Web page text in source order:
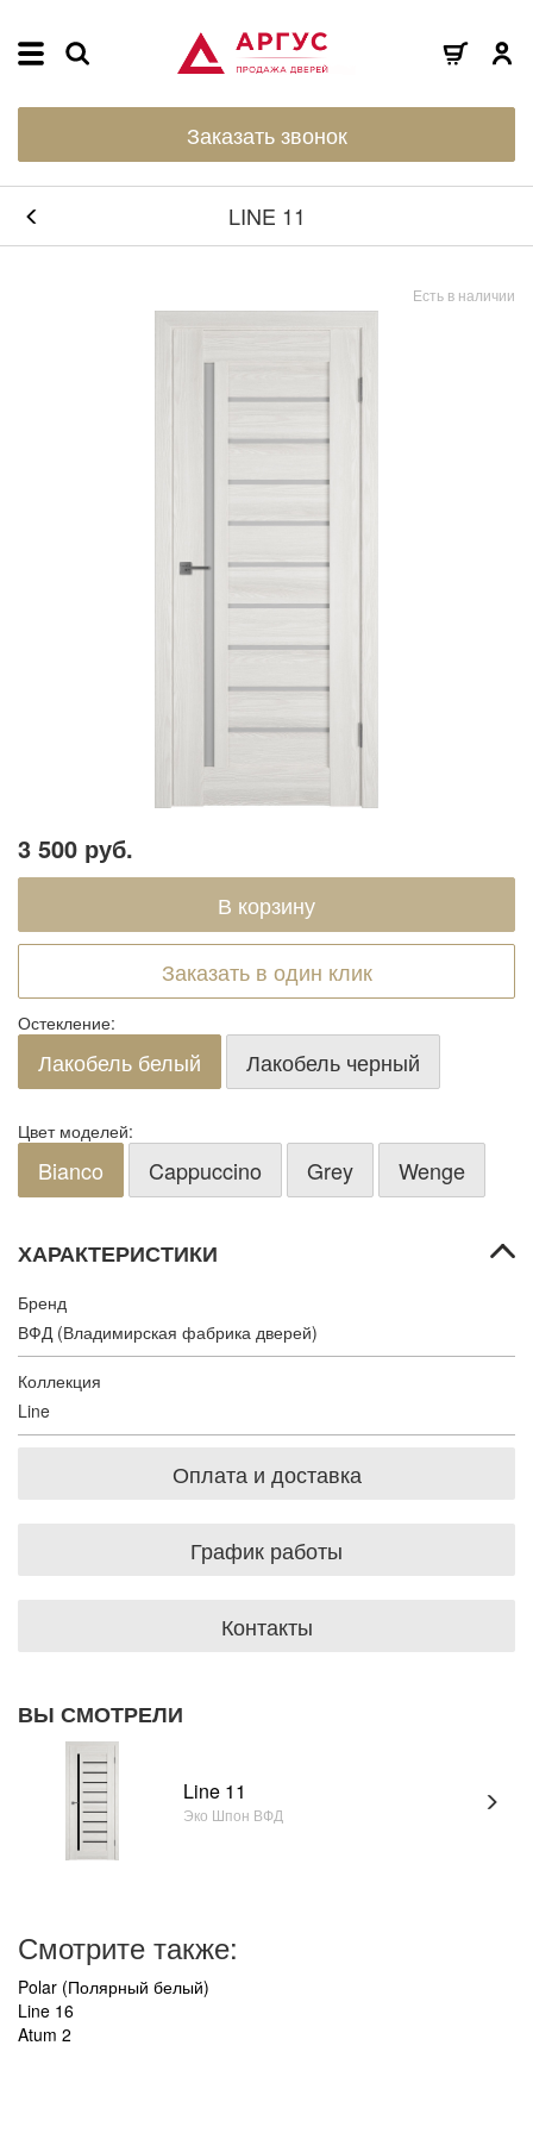
Заказать звонок
LINE 11
Есть в наличии
3 500 руб.
Заказать в один клик
Остекление:
Лакобель белый Лакобель черный
Цвет моделей:
Bianco Cappuccino Grey Wenge
ХАРАКТЕРИСТИКИ
Бренд
ВФД (Владимирская фабрика дверей)
Коллекция
Line
Оплата и доставка
График работы
Контакты
ВЫ СМОТРЕЛИ
Line 11
Эко Шпон ВФД
Смотрите также:
Polar (Полярный белый)
Line 16
Atum 2